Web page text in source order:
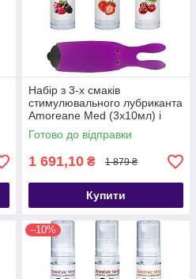
Набір з 3-х смаків
стимулювального лубриканта
Amoreane Med (3х10мл) і
віброкулі Adrien Lastic Purple
- SO6019
Готово до відправки
1 691,10 ₴ 1 879 ₴
Купити
–10%